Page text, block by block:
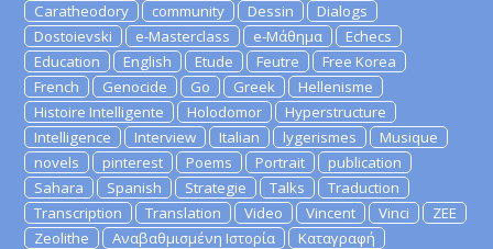
Caratheodory
community Dessin
Dialogs
Dostoievski
e-Masterclass e-Μάθημα
Echecs
Education
English Etude Feutre
Free Korea
French
Genocide Go Greek
Hellenisme
Histoire Intelligente
Holodomor
Hyperstructure
Intelligence
Interview Italian lygerismes
Musique
novels
pinterest Poems Portrait
publication
Sahara
Spanish Strategie Talks
Traduction
Transcription
Translation Video Vincent Vinci
ZEE
Zeolithe
Αναβαθμισμένη Ιστορία Καταγραφή